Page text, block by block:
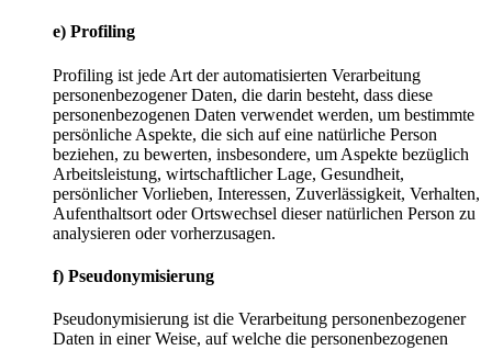
e) Profiling
Profiling ist jede Art der automatisierten Verarbeitung
personenbezogener Daten, die darin besteht, dass diese
personenbezogenen Daten verwendet werden, um bestimmte
persönliche Aspekte, die sich auf eine natürliche Person
beziehen, zu bewerten, insbesondere, um Aspekte bezüglich
Arbeitsleistung, wirtschaftlicher Lage, Gesundheit,
persönlicher Vorlieben, Interessen, Zuverlässigkeit, Verhalten,
Aufenthaltsort oder Ortswechsel dieser natürlichen Person zu
analysieren oder vorherzusagen.
f) Pseudonymisierung
Pseudonymisierung ist die Verarbeitung personenbezogener
Daten in einer Weise, auf welche die personenbezogenen